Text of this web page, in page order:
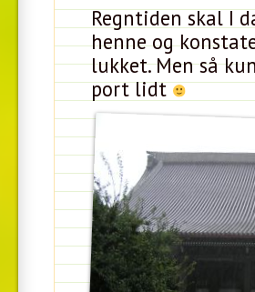
Regntiden skal I
henne og
lukket. Men så
port lidt